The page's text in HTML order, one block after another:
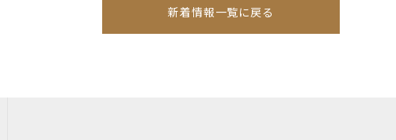
新着情報一覧に戻る